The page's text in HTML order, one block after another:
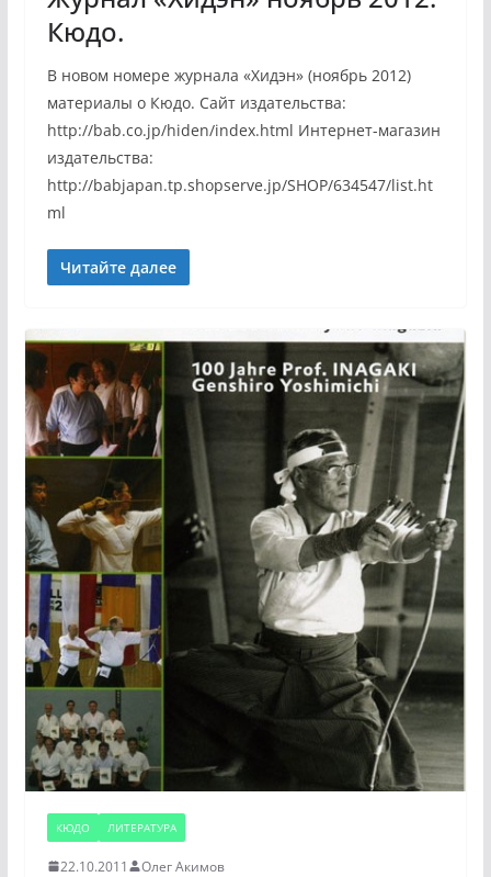
Кюдо.
В новом номере журнала «Хидэн» (ноябрь 2012)
материалы о Кюдо. Сайт издательства:
http://bab.co.jp/hiden/index.html Интернет-магазин
издательства:
http://babjapan.tp.shopserve.jp/SHOP/634547/list.ht
ml
Читайте далее
КЮДО ЛИТЕРАТУРА
22.10.2011 Олег Акимов